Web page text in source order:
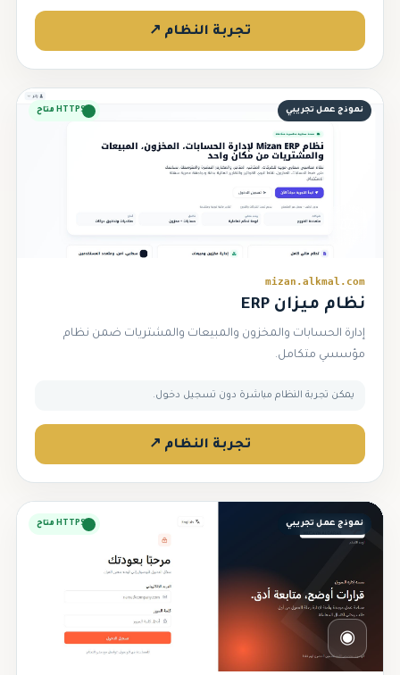
تجربة النظام ↗
نموذج عمل تجريبي HTTPS متاح
mizan.alkmal.com
نظام ميزان ERP
إدارة الحسابات والمخزون والمبيعات والمشتريات ضمن نظام
مؤسسي متكامل.
يمكن تجربة النظام مباشرة دون تسجيل دخول.
تجربة النظام ↗
نموذج عمل تجريبي HTTPS متاح
◉